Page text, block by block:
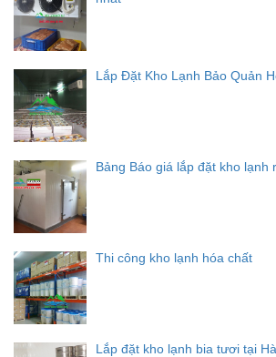
Lắp Đặt Kho Lạnh Bảo Quản
Bảng Báo giá lắp đặt kho lạnh
Thi công kho lạnh hóa chất
Lắp đặt kho lạnh bia tươi tại